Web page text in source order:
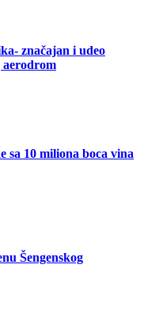
značajan i udeo
sa 10 miliona boca vina
Šengenskog